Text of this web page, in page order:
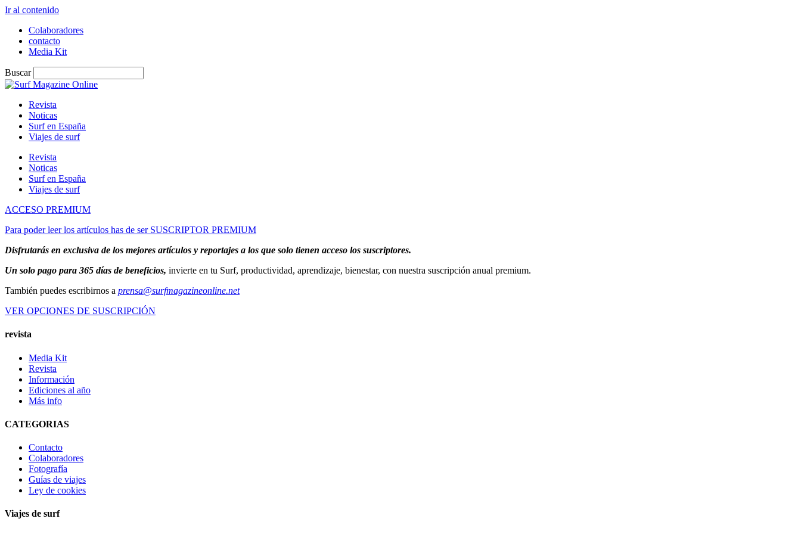
Ir al contenido
Colaboradores
contacto
Media Kit
Buscar
Revista
Noticas
Surf en España
Viajes de surf
Revista
Noticas
Surf en España
Viajes de surf
ACCESO PREMIUM
Para poder leer los artículos has de ser SUSCRIPTOR PREMIUM
Disfrutarás en exclusiva de los mejores artículos y reportajes a los que solo tienen acceso los suscriptores.
Un solo pago para 365 días de beneficios, invierte en tu Surf, productividad, aprendizaje, bienestar, con nuestra suscripción anual premium.
También puedes escribirnos a prensa@surfmagazineonline.net
VER OPCIONES DE SUSCRIPCIÓN
revista
Media Kit
Revista
Información
Ediciones al año
Más info
CATEGORIAS
Contacto
Colaboradores
Fotografía
Guías de viajes
Ley de cookies
Viajes de surf